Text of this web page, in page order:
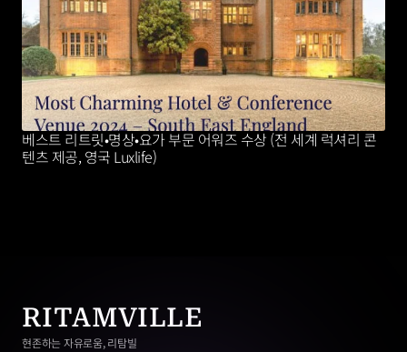
베스트 리트릿•명상•요가 부문 어워즈 수상 (전 세계 럭셔리 콘
텐츠 제공, 영국 Luxlife)
RITAMVILLE
현존하는 자유로움, 리탐빌